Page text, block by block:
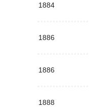
1884
1886
1886
1888